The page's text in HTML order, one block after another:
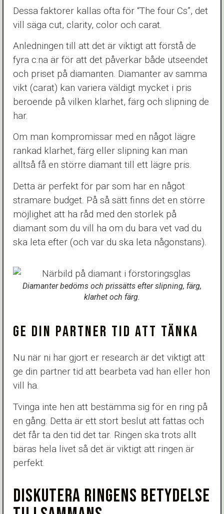
Dessa faktorer kallas ofta för “The four Cs”, det
vill säga cut, clarity, color och carat.
Anledningen till att det är viktigt att förstå de
fyra c:na är för att det påverkar både utseendet
och priset på diamanten. Diamanter av samma
vikt (carat) kan variera väldigt mycket i pris
beroende på vilken klarhet, färg och slipning de
har.
Om man kompromissar med en något lägre
rankad klarhet, färg eller slipning kan man
alltså få en större diamant till ett lägre pris.
Detta är perfekt för par som har en något
stramare budget. På så sätt finns det en större
möjlighet att ha råd med den storlek på
diamant som du vill ha om du bara vet vad du
ska leta efter (och var du ska leta någonstans).
Diamanter bedöms och prissätts efter slipning, färg,
klarhet och färg.
GE DIN PARTNER TID ATT TÄNKA
Nu när ni har gjort er research är det viktigt att
ge din partner tid att bearbeta vad han eller hon
vill ha.
Tvinga inte hen att bestämma sig för en ring på
en gång. Detta är ett stort beslut att fattas och
det får ta den tid det tar. Ringen ska trots allt
bäras hela livet så det är viktigt att ringen är
perfekt.
DISKUTERA RINGENS BETYDELSE